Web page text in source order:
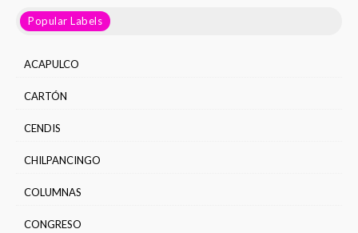
Popular Labels
ACAPULCO
CARTÓN
CENDIS
CHILPANCINGO
COLUMNAS
CONGRESO